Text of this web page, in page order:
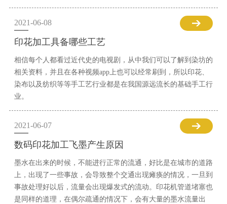
2021-06-08
印花加工具备哪些工艺
相信每个人都看过近代史的电视剧，从中我们可以了解到染坊的
相关资料，并且在各种视频app上也可以经常刷到，所以印花、
染布以及纺织等等手工艺行业都是在我国源远流长的基础手工行
业。
2021-06-07
数码印花加工飞墨产生原因
墨水在出来的时候，不能进行正常的流通，好比是在城市的道路
上，出现了一些事故，会导致整个交通出现瘫痪的情况，一旦到
事故处理好以后，流量会出现爆发式的流动。印花机管道堵塞也
是同样的道理，在偶尔疏通的情况下，会有大量的墨水流量出